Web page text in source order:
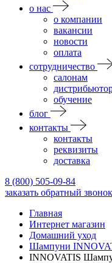
о нас
о компании
вакансии
новости
оплата
сотрудничество
салонам
обучение
блог
контакты
контакты
реквизиты
доставка
8 (800) 505-09-84
заказать обратный звонок
Главная
Интернет магазин
Домашний уход
Шампуни
INNOVATIS